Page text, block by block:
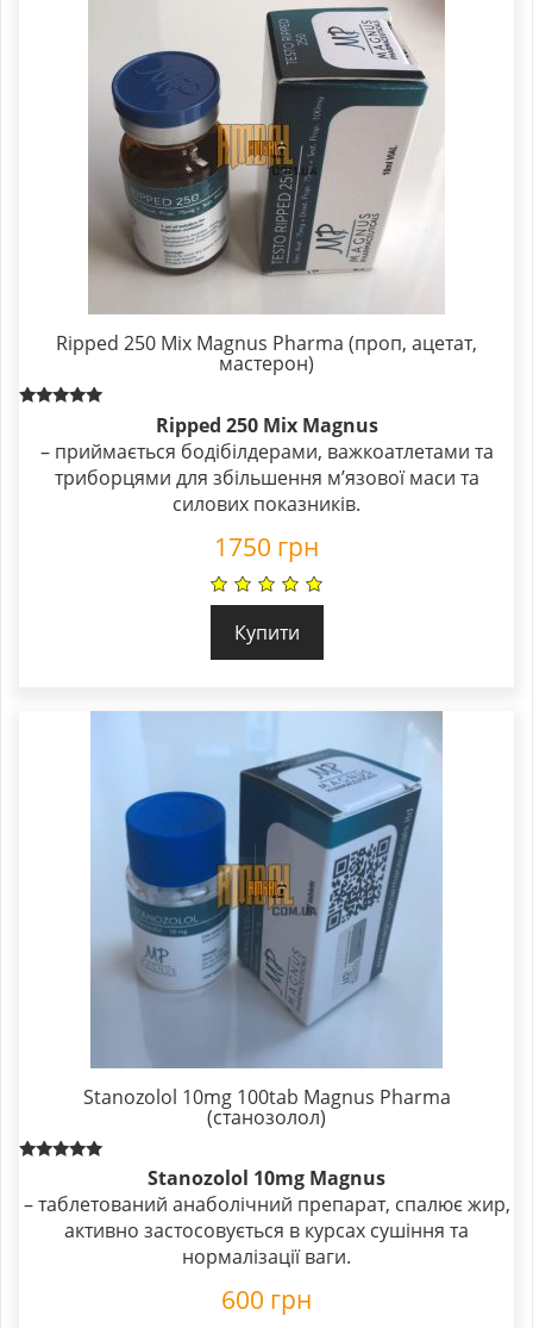
Ripped 250 Mix Magnus Pharma (проп, ацетат,
мастерон)
out of 5
Ripped 250 Mix Magnus
– приймається бодібілдерами, важкоатлетами та
триборцями для збільшення м’язової маси та
силових показників.
1750 грн
Купити
Stanozolol 10mg 100tab Magnus Pharma
(станозолол)
out of 5
Stanozolol 10mg Magnus
– таблетований анаболічний препарат, спалює жир,
активно застосовується в курсах сушіння та
нормалізації ваги.
600 грн